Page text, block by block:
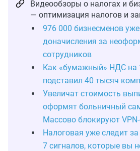
Видеообзоры о налогах и
— оптимизация налогов и
976 000 бизнесменов
доначисления за
сотрудников
Как «бумажный» НДС на
подставил 40 тысяч
Увеличат стоимость
оформят больничный
Массово блокируют
Налоговая уже следит
7 сигналов, которые вы